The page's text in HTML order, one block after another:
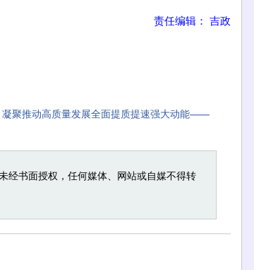
责任编辑： 吉政
聚推动高质量发展全面提质提速强大动能——
经书面授权，任何媒体、网站或自媒不得转